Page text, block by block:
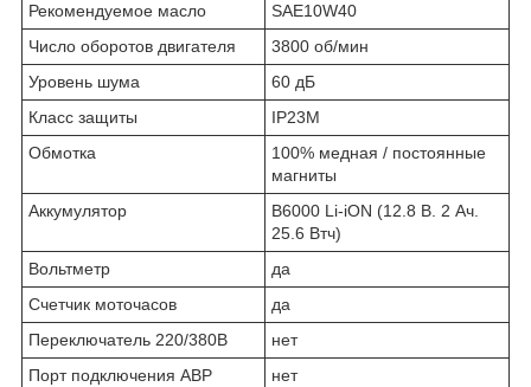
Рекомендуемое масло
SAE10W40
Число оборотов двигателя
3800 об/мин
Уровень шума
60 дБ
Класс защиты
IP23M
Обмотка
100% медная / постоянные
магниты
Аккумулятор
B6000 Li-iON (12.8 В. 2 Ач.
25.6 Втч)
Вольтметр
да
Счетчик моточасов
да
Переключатель 220/380В
нет
Порт подключения АВР
нет